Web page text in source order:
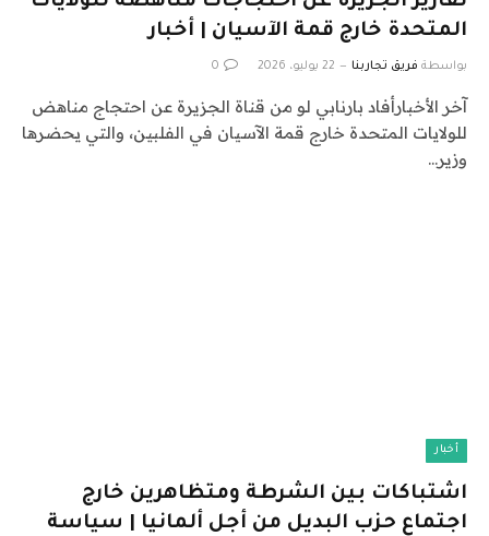
المتحدة خارج قمة الآسيان | أخبار
بواسطة فريق تجاربنا 22 يوليو، 2026 0
آخر الأخبارأفاد بارنابي لو من قناة الجزيرة عن احتجاج مناهض
للولايات المتحدة خارج قمة الآسيان في الفلبين، والتي يحضرها
وزير…
أخبار
اشتباكات بين الشرطة ومتظاهرين خارج
اجتماع حزب البديل من أجل ألمانيا | سياسة